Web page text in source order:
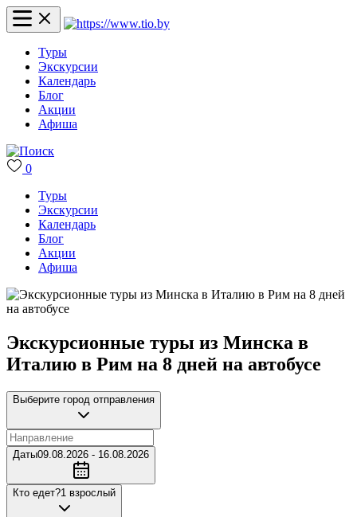
Туры
Экскурсии
Календарь
Блог
Акции
Афиша
0
Туры
Экскурсии
Календарь
Блог
Акции
Афиша
Экскурсионные туры из Минска в
Италию в Рим на 8 дней на автобусе
Выберите город отправления
Даты09.08.2026 - 16.08.2026
Кто едет?1 взрослый